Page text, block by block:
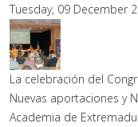
Tuesday, 09 December
La celebración del
Nuevas aportaciones y
Academia de